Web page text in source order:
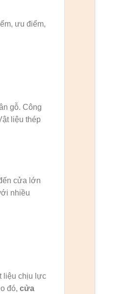
ưu điểm,
gỗ. Công
liệu thép
cửa lớn
nhiều
liệu chịu lực
đó, cửa